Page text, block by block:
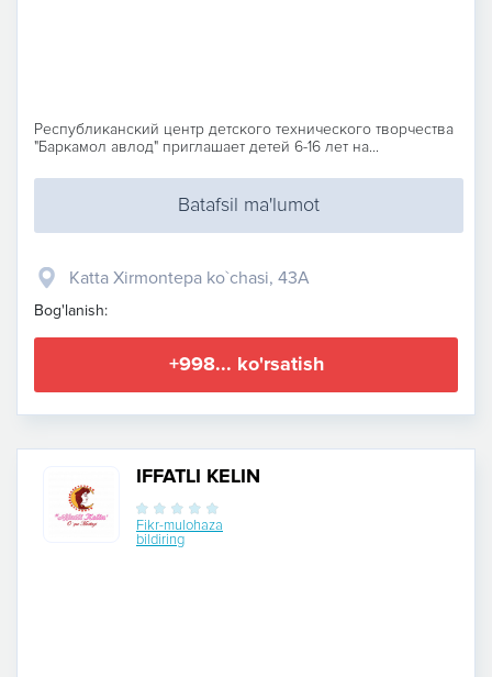
Республиканский центр детского технического творчества
"Баркамол авлод" приглашает детей 6-16 лет на...
Batafsil ma'lumot
Katta Xirmontepa ko`chasi, 43A
Bog'lanish:
+998... ko'rsatish
IFFATLI KELIN
Fikr-mulohaza
bildiring